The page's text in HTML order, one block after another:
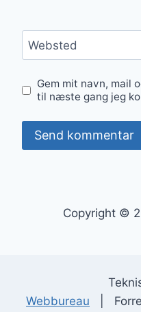
Websted
Gem mit navn, mail
til næste gang jeg
Copyright ©
Webbureau |